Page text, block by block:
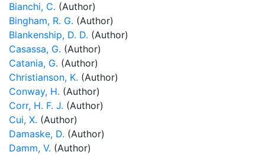
Bianchi, C. (Author)
Bingham, R. G. (Author)
Blankenship, D. D. (Author)
Casassa, G. (Author)
Catania, G. (Author)
Christianson, K. (Author)
Conway, H. (Author)
Corr, H. F. J. (Author)
Cui, X. (Author)
Damaske, D. (Author)
Damm, V. (Author)